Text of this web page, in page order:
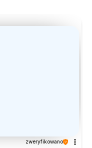
zweryfikowano